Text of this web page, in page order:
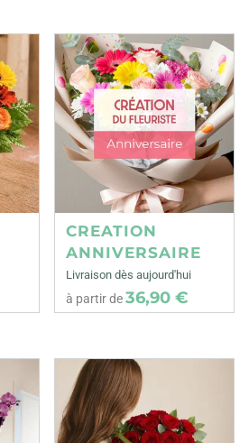
CREATION
ANNIVERSAIRE
Livraison dès aujourd'hui
à partir de36,90 €